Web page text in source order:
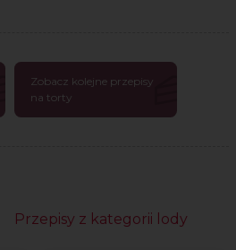
Zobacz kolejne przepisy
na torty
Przepisy z kategorii lody